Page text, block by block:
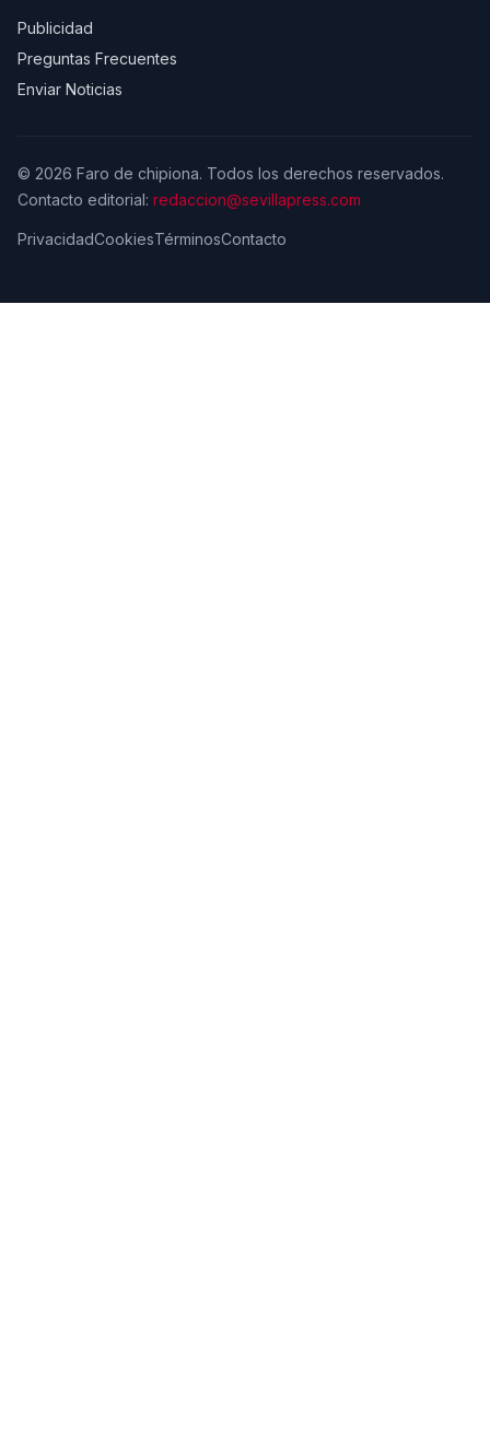
Publicidad
Preguntas Frecuentes
Enviar Noticias
© 2026 Faro de chipiona. Todos los derechos reservados.
Contacto editorial: redaccion@sevillapress.com
PrivacidadCookiesTérminosContacto